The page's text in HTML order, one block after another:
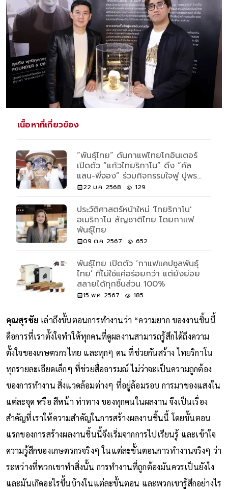
เนื้อหาที่เกี่ยวข้อง
“พันธุ์ไทย” ดันกาแฟไทยโกอินเตอร์
เปิดตัว “แก้วไทยริกาโน” ดึง “คัล
แลน-พี่จอง” ร่วมกิจกรรมใจฟู ปูพรม
สู่ Brand Tagline ใหม่ #พันธุ์ไทย
22 ม.ค. 2568 129
ประวัติศาสตร์หน้าใหม่ 'ไทยริกาโน'
อเมริกาโน สัญชาติไทย โดยกาแฟ
พันธุ์ไทย
09 ต.ค. 2567 652
พันธุ์ไทย เปิดตัว ‘กาแฟแคปซูลพันธุ์
ไทย’ ที่ไม่ใช่แค่อร่อยกว่า แต่ยังย่อย
สลายได้ทุกชิ้นส่วน 100%
15 พ.ค. 2567 185
คุณสุรชัย เล่าถึงขั้นตอนการทำงานว่า “ความยาก ของงานชิ้นนี้
คือการที่เราตั้งใจทำให้ทุกคนที่ดูผลงานสามารถรู้สึกได้ถึงความ
ตั้งใจของเกษตรกรไทย และทุกๆ คน ที่ช่วยกันสร้าง ไทยริกาโน
ทุกรายละเอียดเล็กๆ ที่ช่วยสื่ออารมณ์ ไม่ว่าจะเป็นความถูกต้อง
ของการทำงาน สิ่งแวดล้อมต่างๆ ที่อยู่ล้อมรอบ การมาของแสงใน
แต่ละจุด หรือ สีหน้า ท่าทาง ของทุกคนในผลงาน จึงเป็นเรื่อง
สำคัญที่เราให้ความสำคัญในการสร้างผลงานชิ้นนี้ โดยขั้นตอน
แรกของการสร้างผลงานชิ้นนี้จึงเริ่มจากการไปเรียนรู้ และเข้าใจ
ความรู้สึกของเกษตรกรจริงๆ ในแต่ละขั้นตอนการทำงานจริงๆ ว่า
ระหว่างที่พวกเขาทำสิ่งนั้น การทำงานที่ถูกต้องมันควรเป็นยังไง
และมันเกิดอะไรขึ้นบ้างในแต่ละขั้นตอน และพวกเขารู้สึกอย่างไร